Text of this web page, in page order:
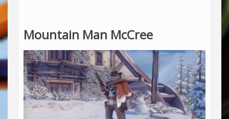
Mountain Man McCree